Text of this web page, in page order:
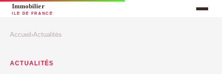
Accueil ›Actualités
ACTUALITÉS